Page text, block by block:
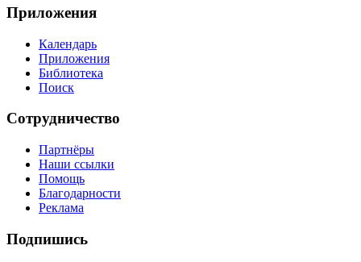
Приложения
Календарь
Приложения
Библиотека
Поиск
Сотрудничество
Партнёры
Наши ссылки
Помощь
Благодарности
Реклама
Подпишись